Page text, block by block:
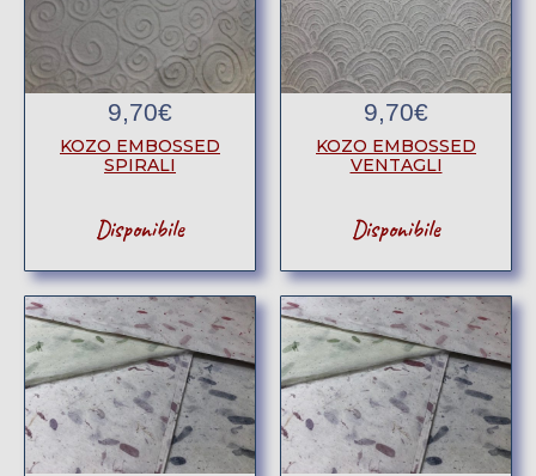
9,70€
KOZO EMBOSSED
SPIRALI
Disponibile
9,70€
KOZO EMBOSSED
VENTAGLI
Disponibile